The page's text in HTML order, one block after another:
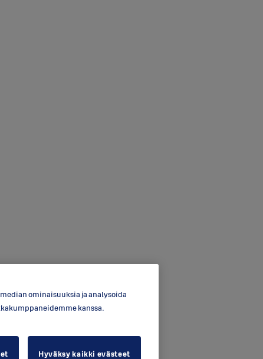
ominaisuuksia ja analysoida
kanssa.
Hyväksy kaikki evästeet